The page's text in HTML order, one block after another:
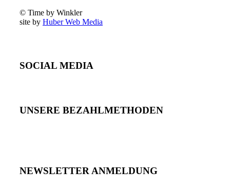
© Time by Winkler
site by Huber Web Media
SOCIAL MEDIA
UNSERE BEZAHLMETHODEN
NEWSLETTER ANMELDUNG